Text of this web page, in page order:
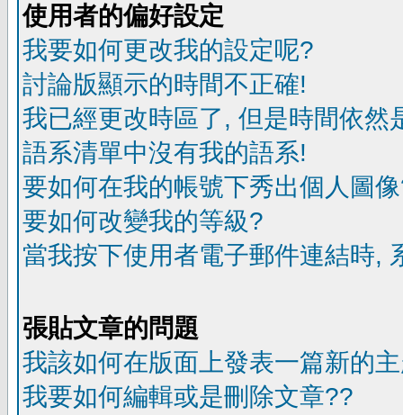
使用者的偏好設定
我要如何更改我的設定呢?
討論版顯示的時間不正確!
我已經更改時區了, 但是時間依然
語系清單中沒有我的語系!
要如何在我的帳號下秀出個人圖
要如何改變我的等級?
當我按下使用者電子郵件連結時,
張貼文章的問題
我該如何在版面上發表一篇新的
我要如何編輯或是刪除文章??